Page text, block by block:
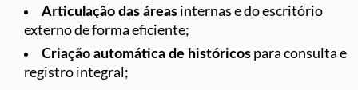
Articulação das áreas internas e do escritório
externo de forma eficiente;
Criação automática de históricos para consulta e
registro integral;